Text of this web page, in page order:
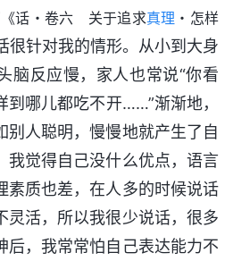
《话・卷六 关于追求真理 ・怎样
很针对我的情形。从小到大身
脑反应慢，家人也常说“你看
到哪儿都吃不开……”渐渐地，
别人聪明，慢慢地就产生了自
我觉得自己没什么优点，语言
素质也差，在人多的时候说话
灵活，所以我很少说话，很多
后，我常常怕自己表达能力不